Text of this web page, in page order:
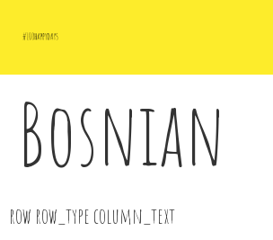
Bosnian
row row_type column_text